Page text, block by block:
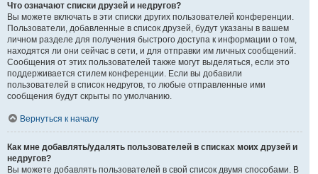
Что означают списки друзей и недругов?
Вы можете включать в эти списки других пользователей конференции.
Пользователи, добавленные в список друзей, будут указаны в вашем
личном разделе для получения быстрого доступа к информации о том,
находятся ли они сейчас в сети, и для отправки им личных сообщений.
Сообщения от этих пользователей также могут выделяться, если это
поддерживается стилем конференции. Если вы добавили
пользователей в список недругов, то любые отправленные ими
сообщения будут скрыты по умолчанию.
Вернуться к началу
Как мне добавлять/удалять пользователей в списках моих друзей и
недругов?
Вы можете добавлять пользователей в свой список двумя способами. В